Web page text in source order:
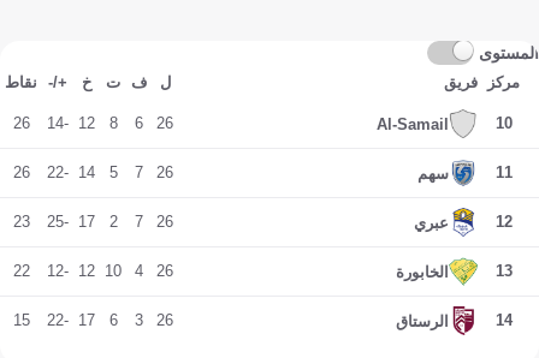
المستوى
مركز فريق ل ف ت خ +/- نقاط
10
Al-Samail
26
6
8
12
-14
26
11 سهم 26
7
5
14
-22
26
12 عبري 26
7
2
17
-25
23
13 الخابورة 26
4
10
12
-12
22
14 الرستاق 26
3
6
17
-22
15